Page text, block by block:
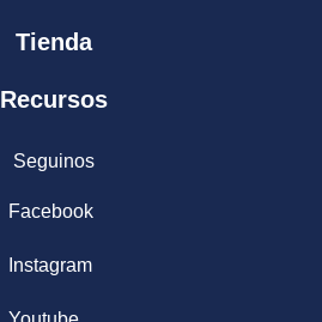
Tienda
Recursos
Seguinos
Facebook
Instagram